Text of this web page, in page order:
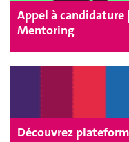
Appel à candidature
Mentoring
Découvrez